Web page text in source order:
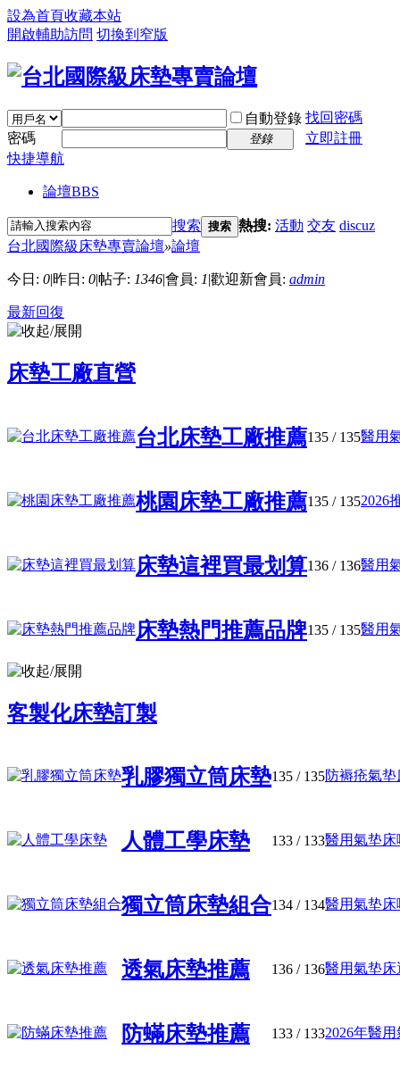
設為首頁收藏本站
開啟輔助訪問 切換到窄版
自動登錄 找回密碼
密碼
登錄
立即註冊
快捷導航
論壇BBS
搜索 搜索 熱搜: 活動 交友 discuz
台北國際級床墊專賣論壇»論壇
今日: 0|昨日: 0|帖子: 1346|會員: 1|歡迎新會員: admin
最新回復
床墊工廠直營
台北床墊工廠推薦135 / 135醫用
桃園床墊工廠推薦135 / 1352026
床墊這裡買最划算136 / 136醫用
床墊熱門推薦品牌135 / 135醫用
客製化床墊訂製
乳膠獨立筒床墊135 / 135防褥疮氣
人體工學床墊 133 / 133醫用氣垫床
獨立筒床墊組合134 / 134醫用氣垫床
透氣床墊推薦 136 / 136醫用氣垫床
防蟎床墊推薦 133 / 1332026年醫